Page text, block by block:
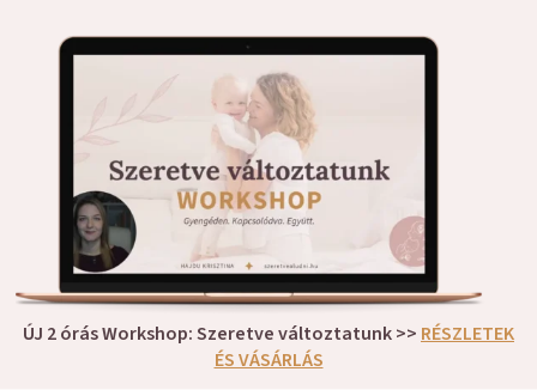
ÚJ 2 órás Workshop: Szeretve változtatunk >> RÉSZLETEK
ÉS VÁSÁRLÁS